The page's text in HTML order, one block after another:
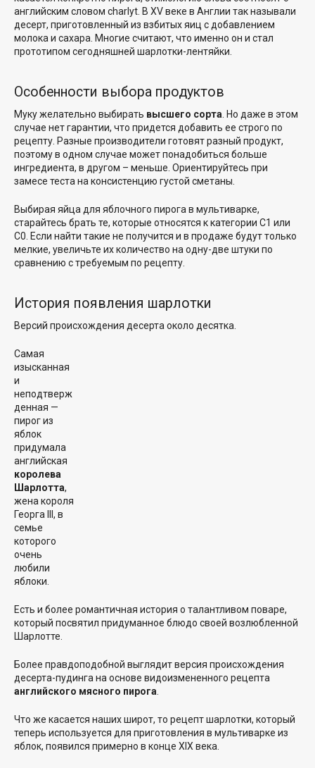
английским словом charlyt. В XV веке в Англии так называли
десерт, приготовленный из взбитых яиц с добавлением
молока и сахара. Многие считают, что именно он и стал
прототипом сегодняшней шарлотки-лентяйки.
Особенности выбора продуктов
Муку желательно выбирать высшего сорта. Но даже в этом
случае нет гарантии, что придется добавить ее строго по
рецепту. Разные производители готовят разный продукт,
поэтому в одном случае может понадобиться больше
ингредиента, в другом – меньше. Ориентируйтесь при
замесе теста на консистенцию густой сметаны.
Выбирая яйца для яблочного пирога в мультиварке,
старайтесь брать те, которые относятся к категории С1 или
С0. Если найти такие не получится и в продаже будут только
мелкие, увеличьте их количество на одну-две штуки по
сравнению с требуемым по рецепту.
История появления шарлотки
Версий происхождения десерта около десятка.
Самая
изысканная
и
неподтверж
денная —
пирог из
яблок
придумала
английская
королева
Шарлотта,
жена короля
Георга III, в
семье
которого
очень
любили
яблоки.
Есть и более романтичная история о талантливом поваре,
который посвятил придуманное блюдо своей возлюбленной
Шарлотте.
Более правдоподобной выглядит версия происхождения
десерта-пудинга на основе видоизмененного рецепта
английского мясного пирога.
Что же касается наших широт, то рецепт шарлотки, который
теперь используется для приготовления в мультиварке из
яблок, появился примерно в конце XIX века.